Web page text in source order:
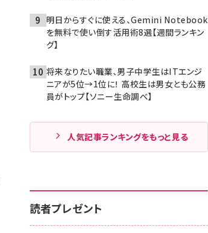
明日からすぐに使える、Gemini Notebook
を無料で使い倒す活用術8選【週間ランキン
グ】
将来なりたい職業、男子中学生はITエンジ
ニアが5位→1位に！ 高校生は男女とも公務
員がトップ【ソニー生命調べ】
人気記事ランキングをもっと見る
読者プレゼント